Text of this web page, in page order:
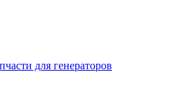
для генераторов